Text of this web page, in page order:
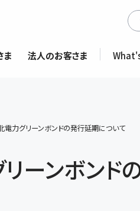
ま 法人のお客さま
電力グリーンボンドの発行延期について
ーンボンド